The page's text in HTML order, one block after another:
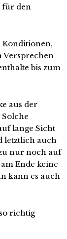
für den
Konditionen,
Versprechen
bis zum
aus der
lange Sicht
letztlich auch
nur noch auf
Ende keine
kann es auch
richtig